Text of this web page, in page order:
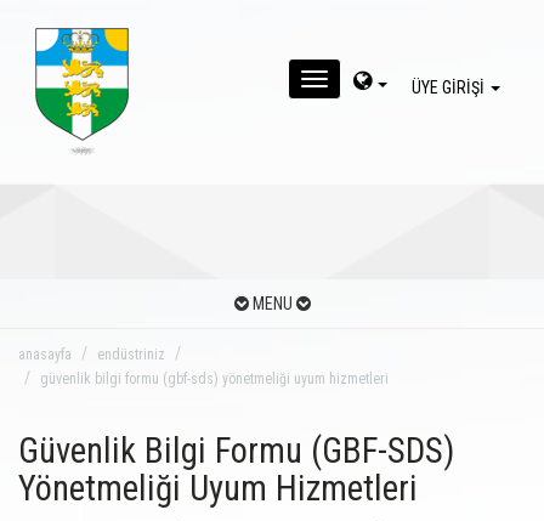
MENU ÜYE GİRİŞİ
MENU
anasayfa
endüstriniz
güvenlik bilgi formu (gbf-sds) yönetmeliği uyum hizmetleri
Güvenlik Bilgi Formu (GBF-SDS)
Yönetmeliği Uyum Hizmetleri